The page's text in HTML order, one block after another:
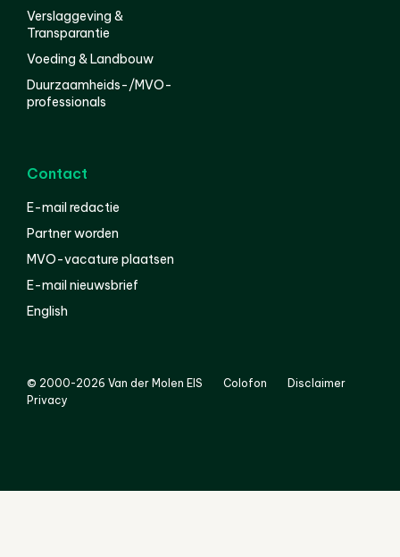
Verslaggeving &
Transparantie
Voeding & Landbouw
Duurzaamheids-/MVO-
professionals
Contact
E-mail redactie
Partner worden
MVO-vacature plaatsen
E-mail nieuwsbrief
English
© 2000-2026 Van der Molen EIS Colofon
Disclaimer
Privacy